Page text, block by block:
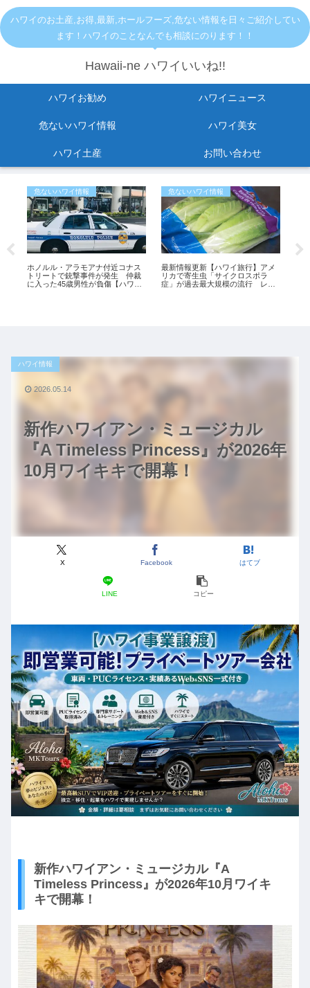
ハワイのお土産,お得,最新,ホールフーズ,危ない情報を日々ご紹介してい
ます！ハワイのことなんでも相談にのります！！
Hawaii-ne ハワイいいね!!
ハワイお勧め ハワイニュース
危ないハワイ情報 ハワイ美女
ハワイ土産 お問い合わせ
危ないハワイ情報
ホノルル・アラモアナ付近コナス
トリートで銃撃事件が発生 仲裁
に入った45歳男性が負傷【ハワイ
危ないハワイ情報
最新情報更新【ハワイ旅行】アメ
リカで寄生虫「サイクロスポラ
症」が過去最大規模の流行 レタ
新作ハワイアン・ミュージカル
『A Timeless Princess』が2026年
10月ワイキキで開幕！
ハワイ情報
X Facebook はてブ
LINE コピー
2026.05.14
新作ハワイアン・ミュージカル『A
Timeless Princess』が2026年10月ワイキ
キで開幕！